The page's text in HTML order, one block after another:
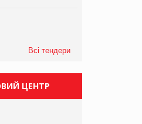
Яна Сараніна, директор
компанії «УкраМарин»
Всі тендери
ЦЕНТР